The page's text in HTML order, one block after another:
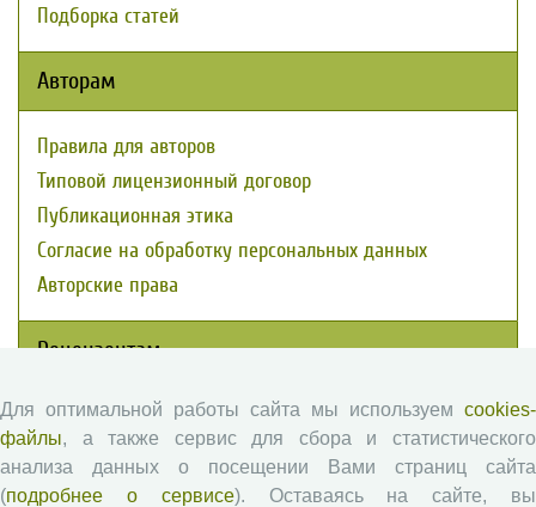
Подборка статей
Авторам
Правила для авторов
Типовой лицензионный договор
Публикационная этика
Согласие на обработку персональных данных
Авторские права
Рецензентам
Памятка рецензенту
Положение о рецензировании
Форма рецензии
Для оптимальной работы сайта мы используем cookies-
файлы, а также сервис для сбора и статистического
анализа данных о посещении Вами страниц сайта
(подробнее о сервисе). Оставаясь на сайте, вы